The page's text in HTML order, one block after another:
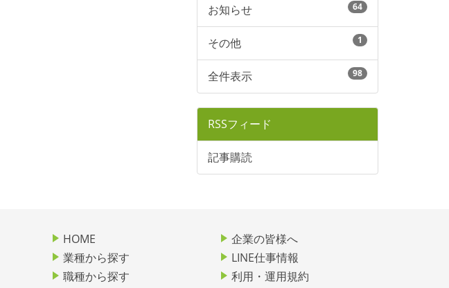
お知らせ 64
その他 1
全件表示 98
RSSフィード
記事購読
HOME
業種から探す
職種から探す
企業の皆様へ
LINE仕事情報
利用・運用規約